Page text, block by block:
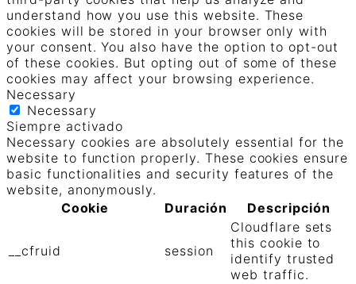
understand how you use this website. These
cookies will be stored in your browser only with
your consent. You also have the option to opt-out
of these cookies. But opting out of some of these
cookies may affect your browsing experience.
Necessary
Necessary
Siempre activado
Necessary cookies are absolutely essential for the
website to function properly. These cookies ensure
basic functionalities and security features of the
website, anonymously.
Cookie
Duración Descripción
__cfruid session
Cloudflare sets
this cookie to
identify trusted
web traffic.